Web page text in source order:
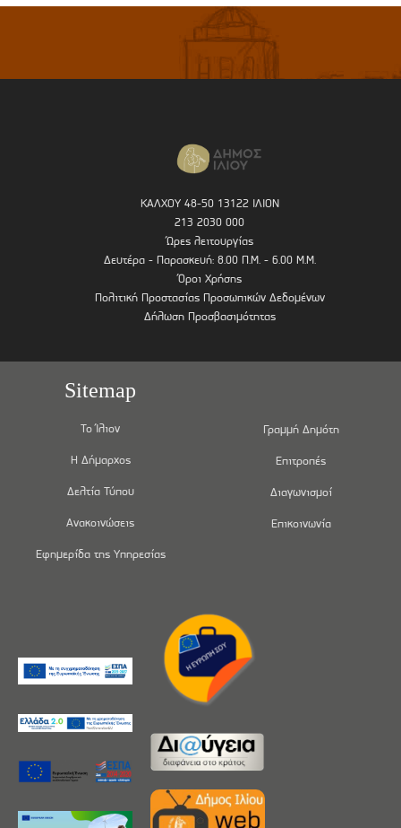
ΚΑΛΧΟΥ 48-50 13122 ΙΛΙΟΝ
213 2030 000
Ώρες λειτουργίας
Δευτέρα - Παρασκευή: 8.00 Π.Μ. - 6.00 Μ.Μ.
Όροι Χρήσης
Πολιτική Προστασίας Προσωπικών Δεδομένων
Δήλωση Προσβασιμότητας
Sitemap
Το Ίλιον
Η Δήμαρχος
Δελτία Τύπου
Ανακοινώσεις
Εφημερίδα της Υπηρεσίας
Γραμμή Δημότη
Επιτροπές
Διαγωνισμοί
Επικοινωνία